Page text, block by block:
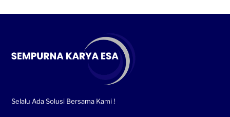
Selalu Ada Solusi Bersama Kami !